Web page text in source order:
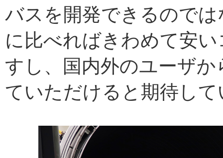
バスを開発できるので
に比べればきわめて安
すし、国内外のユーザ
ていただけると期待し